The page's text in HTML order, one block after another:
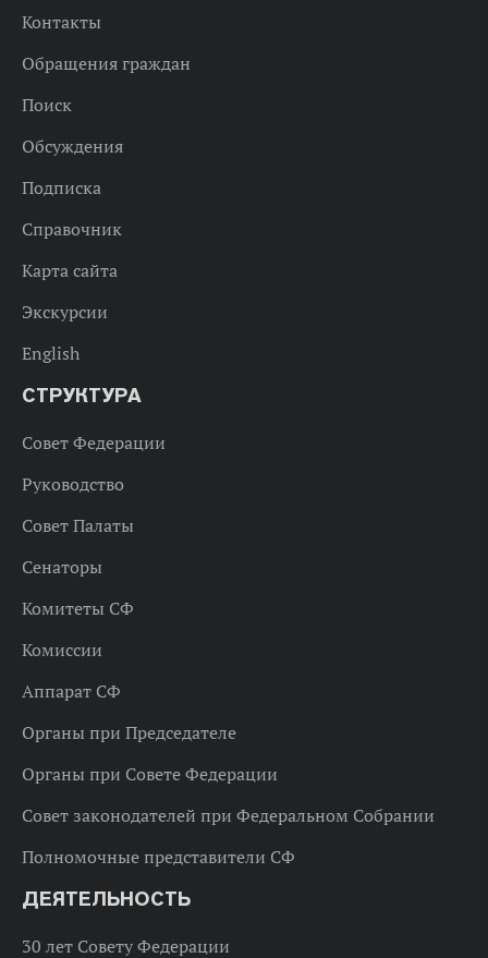
Контакты
Обращения граждан
Поиск
Обсуждения
Подписка
Справочник
Карта сайта
Экскурсии
English
СТРУКТУРА
Совет Федерации
Руководство
Совет Палаты
Сенаторы
Комитеты СФ
Комиссии
Аппарат СФ
Органы при Председателе
Органы при Совете Федерации
Совет законодателей при Федеральном Собрании
Полномочные представители СФ
ДЕЯТЕЛЬНОСТЬ
30 лет Совету Федерации